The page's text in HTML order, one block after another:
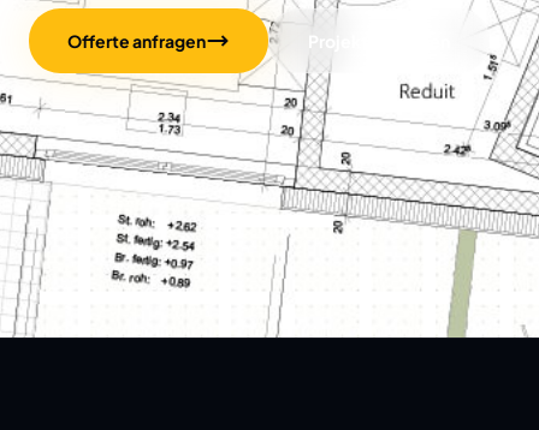
Offerte anfragen Projekte ansehen